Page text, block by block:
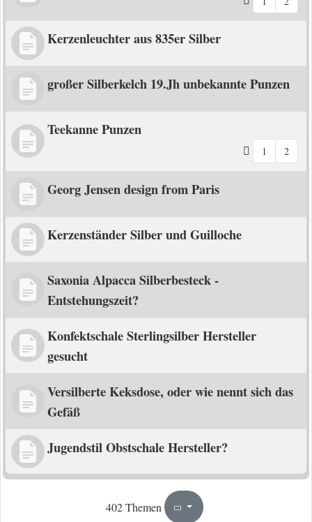
Kerzenleuchter aus 835er Silber
großer Silberkelch 19.Jh unbekannte Punzen
Teekanne Punzen
1 2
Georg Jensen design from Paris
Kerzenständer Silber und Guilloche
Saxonia Alpacca Silberbesteck -
Entstehungszeit?
Konfektschale Sterlingsilber Hersteller
gesucht
Versilberte Keksdose, oder wie nennt sich das
Gefäß
Jugendstil Obstschale Hersteller?
402 Themen Seite1